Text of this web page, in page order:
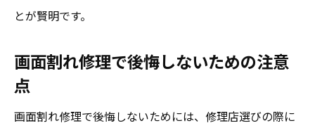
とが賢明です。
画面割れ修理で後悔しないための注意
点
画面割れ修理で後悔しないためには、修理店選びの際に